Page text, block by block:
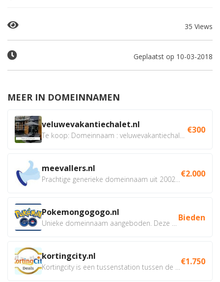
35 Views
Geplaatst op 10-03-2018
MEER IN DOMEINNAMEN
veluwevakantiechalet.nl €300
meevallers.nl €2.000
Pokemongogogo.nl Bieden
kortingcity.nl €1.750